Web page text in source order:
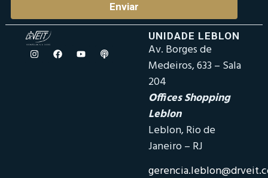
Enviar
UNIDADE LEBLON
Av. Borges de
Medeiros, 633 – Sala
204
Offices Shopping
Leblon
Leblon, Rio de
Janeiro – RJ